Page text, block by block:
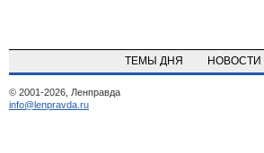
ТЕМЫ ДНЯ НОВОСТИ
© 2001-2026, Ленправда
info@lenpravda.ru